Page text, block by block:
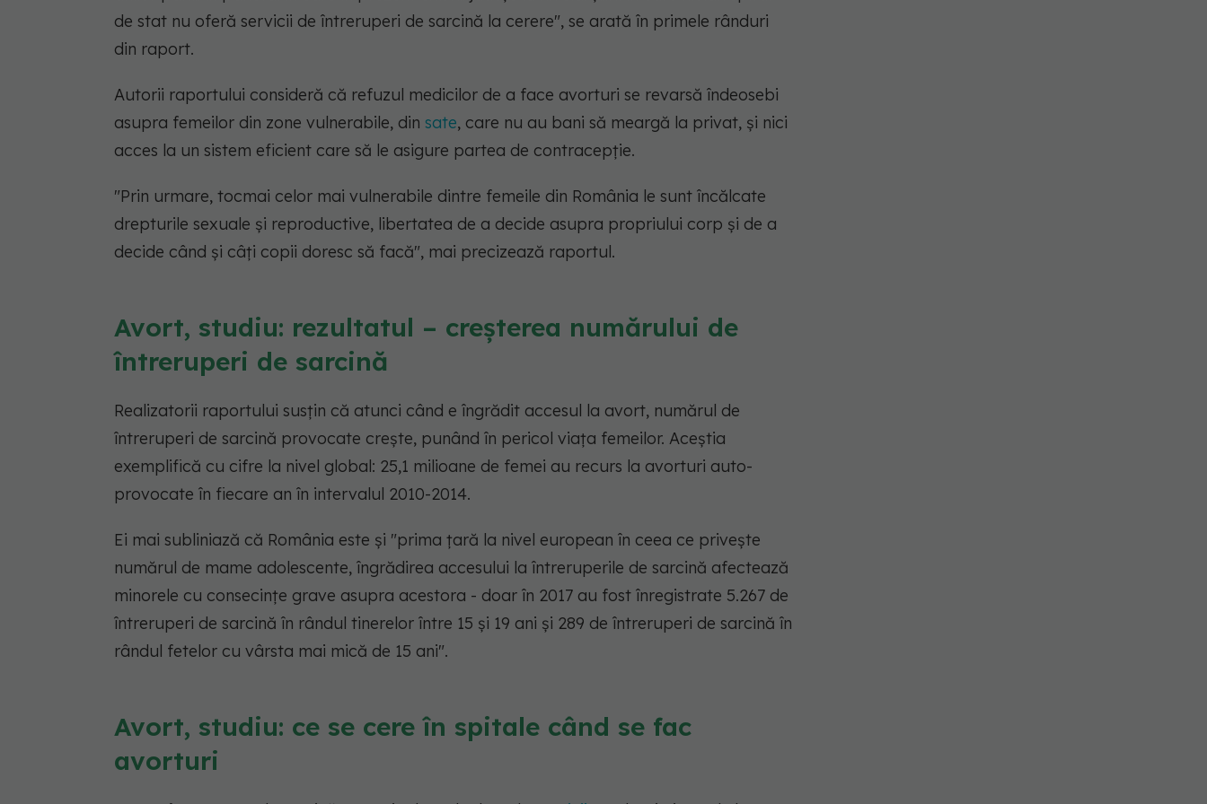
de stat nu oferă servicii de întreruperi de sarcină la cerere", se arată în primele rânduri
din raport.
Autorii raportului consideră că refuzul medicilor de a face avorturi se revarsă îndeosebi
asupra femeilor din zone vulnerabile, din sate, care nu au bani să meargă la privat, și nici
acces la un sistem eficient care să le asigure partea de contracepție.
"Prin urmare, tocmai celor mai vulnerabile dintre femeile din România le sunt încălcate
drepturile sexuale și reproductive, libertatea de a decide asupra propriului corp și de a
decide când și câți copii doresc să facă", mai precizează raportul.
Avort, studiu: rezultatul – creșterea numărului de
întreruperi de sarcină
Realizatorii raportului susțin că atunci când e îngrădit accesul la avort, numărul de
întreruperi de sarcină provocate crește, punând în pericol viața femeilor. Aceștia
exemplifică cu cifre la nivel global: 25,1 milioane de femei au recurs la avorturi auto-
provocate în fiecare an în intervalul 2010-2014.
Ei mai subliniază că România este și "prima țară la nivel european în ceea ce privește
numărul de mame adolescente, îngrădirea accesului la întreruperile de sarcină afectează
minorele cu consecințe grave asupra acestora - doar în 2017 au fost înregistrate 5.267 de
întreruperi de sarcină în rândul tinerelor între 15 și 19 ani și 289 de întreruperi de sarcină în
rândul fetelor cu vârsta mai mică de 15 ani".
Avort, studiu: ce se cere în spitale când se fac
avorturi